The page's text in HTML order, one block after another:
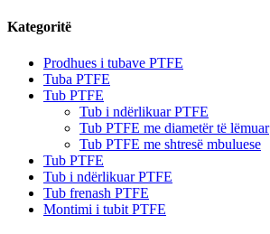
Kategoritë
Prodhues i tubave PTFE
Tuba PTFE
Tub PTFE
Tub i ndërlikuar PTFE
Tub PTFE me diametër të lëmuar
Tub PTFE me shtresë mbuluese
Tub PTFE
Tub i ndërlikuar PTFE
Tub frenash PTFE
Montimi i tubit PTFE